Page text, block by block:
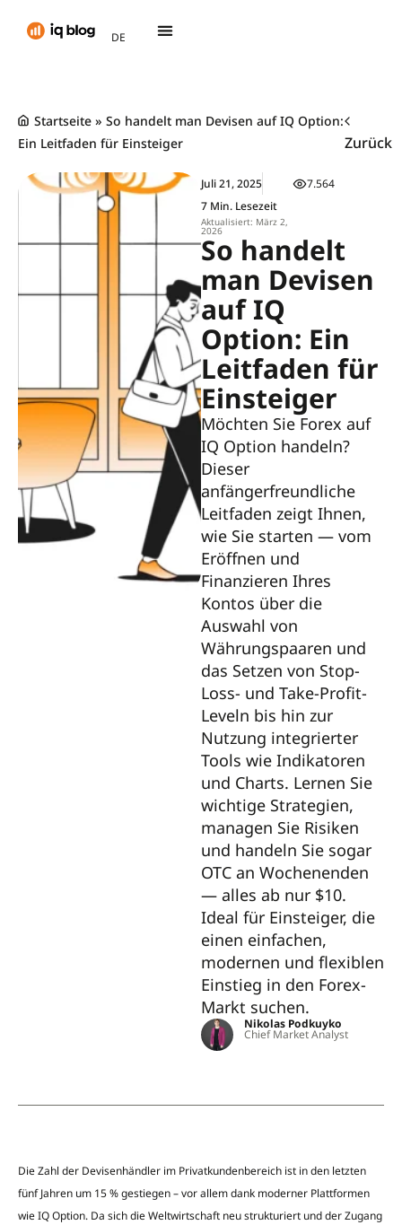
DE
TH
Startseite » So handelt man Devisen auf IQ Option:
Ein Leitfaden für Einsteiger
Zurück
Juli 21, 2025
7 Min. Lesezeit
Aktualisiert: März 2,
2026
7.564
So handelt
man Devisen
auf IQ
Option: Ein
Leitfaden für
Einsteiger
Möchten Sie Forex auf
IQ Option handeln?
Dieser
anfängerfreundliche
Leitfaden zeigt Ihnen,
wie Sie starten — vom
Eröffnen und
Finanzieren Ihres
Kontos über die
Auswahl von
Währungspaaren und
das Setzen von Stop-
Loss- und Take-Profit-
Leveln bis hin zur
Nutzung integrierter
Tools wie Indikatoren
und Charts. Lernen Sie
wichtige Strategien,
managen Sie Risiken
und handeln Sie sogar
OTC an Wochenenden
— alles ab nur $10.
Ideal für Einsteiger, die
einen einfachen,
modernen und flexiblen
Einstieg in den Forex-
Markt suchen.
Nikolas Podkuyko
Chief Market Analyst
Die Zahl der Devisenhändler im Privatkundenbereich ist in den letzten
fünf Jahren um 15 % gestiegen – vor allem dank moderner Plattformen
wie IQ Option. Da sich die Weltwirtschaft neu strukturiert und der Zugang